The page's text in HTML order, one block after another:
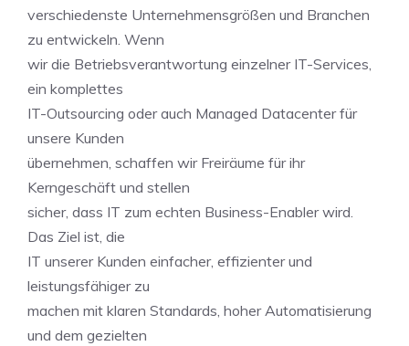
verschiedenste Unternehmensgrößen und Branchen
zu entwickeln. Wenn
wir die Betriebsverantwortung einzelner IT-Services,
ein komplettes
IT-Outsourcing oder auch Managed Datacenter für
unsere Kunden
übernehmen, schaffen wir Freiräume für ihr
Kerngeschäft und stellen
sicher, dass IT zum echten Business-Enabler wird.
Das Ziel ist, die
IT unserer Kunden einfacher, effizienter und
leistungsfähiger zu
machen mit klaren Standards, hoher Automatisierung
und dem gezielten